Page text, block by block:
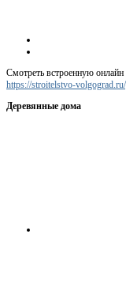
Смотреть встроенную онлайн
https://stroitelstvo-
Деревянные дома